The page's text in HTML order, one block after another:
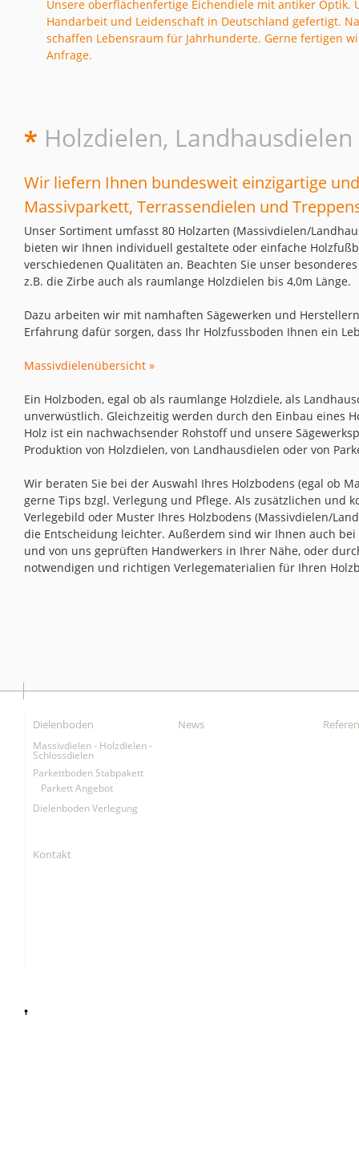
Unsere oberflächenfertige Eichendiele mit antiker
Handarbeit und Leidenschaft in Deutschland gefertigt.
schaffen Lebensraum für Jahrhunderte. Gerne fertigen
Anfrage.
Holzdielen,
Wir liefern Ihnen bundesweit einzigartige
Massivparkett, Terrassendielen und
Unser Sortiment umfasst 80 Holzarten (Massivdielen/
bieten wir Ihnen individuell gestaltete oder einfache
verschiedenen Qualitäten an. Beachten Sie unser
z.B. die Zirbe auch als raumlange Holzdielen bis 4,0m Länge.
Dazu arbeiten wir mit namhaften Sägewerken und
Erfahrung dafür sorgen, dass Ihr Holzfussboden Ihnen ein
Massivdielenübersicht »
Ein Holzboden, egal ob als raumlange Holzdiele, als
unverwüstlich. Gleichzeitig werden durch den Einbau eines
Holz ist ein nachwachsender Rohstoff und unsere
Produktion von Holzdielen, von Landhausdielen oder von
Wir beraten Sie bei der Auswahl Ihres Holzbodens (egal ob
gerne Tips bzgl. Verlegung und Pflege. Als zusätzlichen und
Verlegebild oder Muster Ihres Holzbodens (Massivdielen/
die Entscheidung leichter. Außerdem sind wir Ihnen auch
und von uns geprüften Handwerkers in Ihrer Nähe, oder
notwendigen und richtigen Verlegematerialien für Ihren
Dielenboden
Massivdielen - Holzdielen -
Schlossdielen
Parkettboden Stabpakett
Parkett Angebot
Dielenboden Verlegung
News
Kontakt